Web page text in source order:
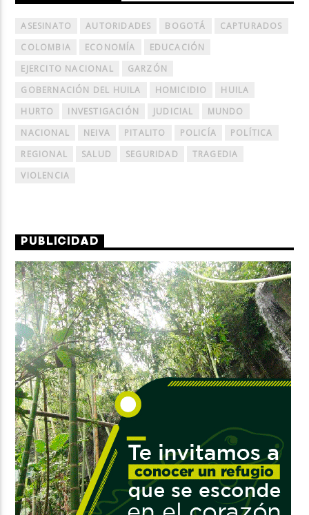
ASESINATO AUTORIDADES BOGOTÁ
CAPTURADOS
COLOMBIA
ECONOMÍA
EDUCACIÓN
EJERCITO NACIONAL
GARZÓN
GOBERNACIÓN DEL HUILA
HOMICIDIO
HUILA
HURTO
INVESTIGACIÓN JUDICIAL
MUNDO
NACIONAL
NEIVA PITALITO POLICÍA
POLÍTICA
REGIONAL
SALUD SEGURIDAD
TRAGEDIA
VIOLENCIA
PUBLICIDAD